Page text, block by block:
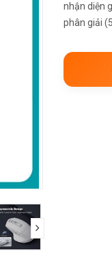
nhận diện
phân giải